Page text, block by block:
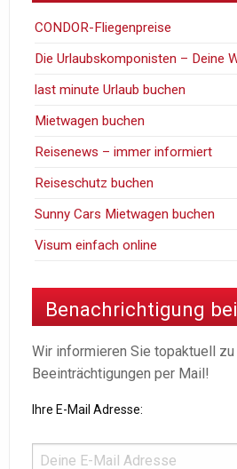
CONDOR-Fliegenpreise
Die Urlaubskomponisten – Deine
last minute Urlaub buchen
Mietwagen buchen
Reisenews – immer informiert
Reiseschutz buchen
Sunny Cars Mietwagen buchen
Visum einfach online
Benachrichtigung
Wir informieren Sie topaktuell
Beeinträchtigungen per Mail!
Ihre E-Mail Adresse: